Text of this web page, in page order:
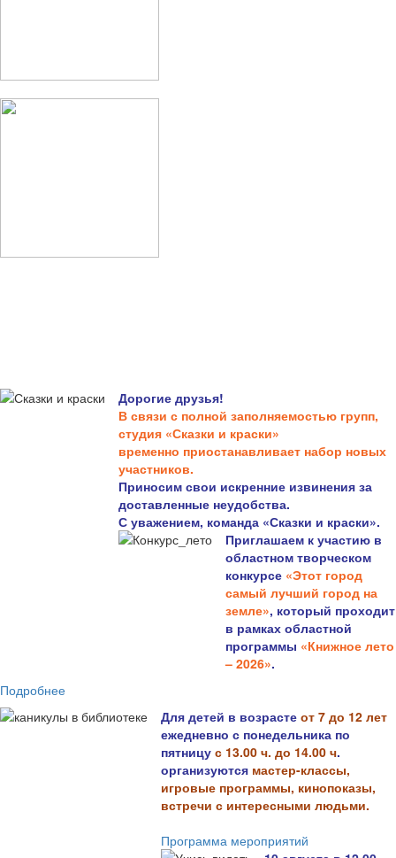
Дорогие друзья!
В связи с полной заполняемостью групп,
студия «Сказки и краски»
временно приостанавливает набор новых
участников.
Приносим свои искренние извинения за
доставленные неудобства.
С уважением, команда «Сказки и краски».
Приглашаем к участию в
областном творческом
конкурсе «Этот город
самый лучший город на
земле», который проходит
в рамках областной
программы «Книжное лето
– 2026».
Подробнее
Для детей в возрасте от 7 до 12 лет
ежедневно с понедельника по
пятницу с 13.00 ч. до 14.00 ч.
организуются мастер-классы,
игровые программы, кинопоказы,
встречи с интересными людьми.
Программа мероприятий